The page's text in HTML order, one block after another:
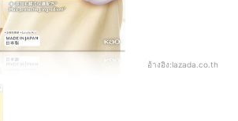
อ้างอิง:lazada.co.th